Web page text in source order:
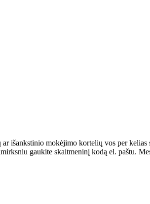
išankstinio mokėjimo kortelių vos per
gaukite skaitmeninį kodą el. paštu.